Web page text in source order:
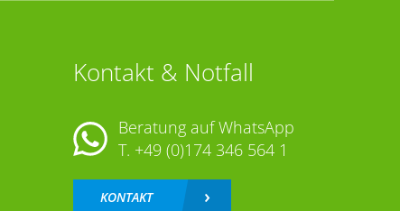
Kontakt & Notfall
Beratung auf WhatsApp
T. +49 (0)174 346 564 1
KONTAKT